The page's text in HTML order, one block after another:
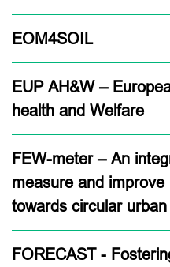
EOM4SOIL
EUP AH&W –
health and Welfare
FEW-meter – An
measure and
towards circular
FORECAST -